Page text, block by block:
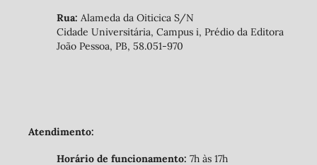
Rua: Alameda da Oiticica S/N
Cidade Universitária, Campus i, Prédio da Editora
João Pessoa, PB, 58.051-970
Atendimento:
Horário de funcionamento: 7h às 17h